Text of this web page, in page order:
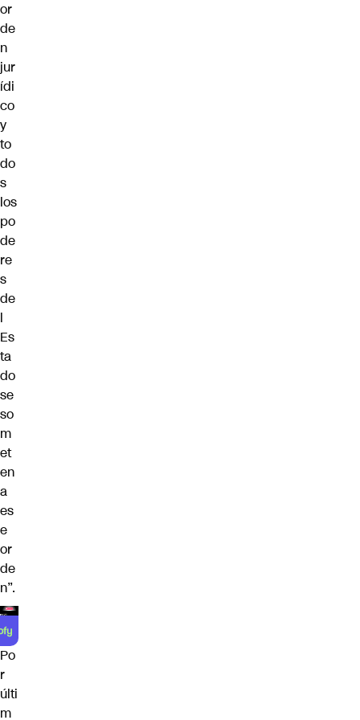
or
de
n
jur
ídi
co
y
to
do
s
los
po
de
re
s
de
l
Es
ta
do
se
so
m
et
en
a
es
e
or
de
n”.
Po
r
últi
m